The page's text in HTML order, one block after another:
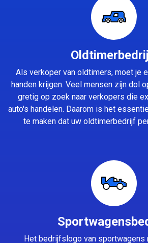
Als verkoper van oldtimers, moet je
handen krijgen. Veel mensen zijn dol
gretig op zoek naar verkopers die
auto's handelen. Daarom is het
te maken dat uw oldtimerbedrijf
Het bedrijfslogo van sportwagens